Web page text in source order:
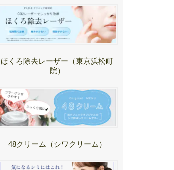
ほくろ除去レーザー（東京浜松町
院）
48クリーム（シワクリーム）